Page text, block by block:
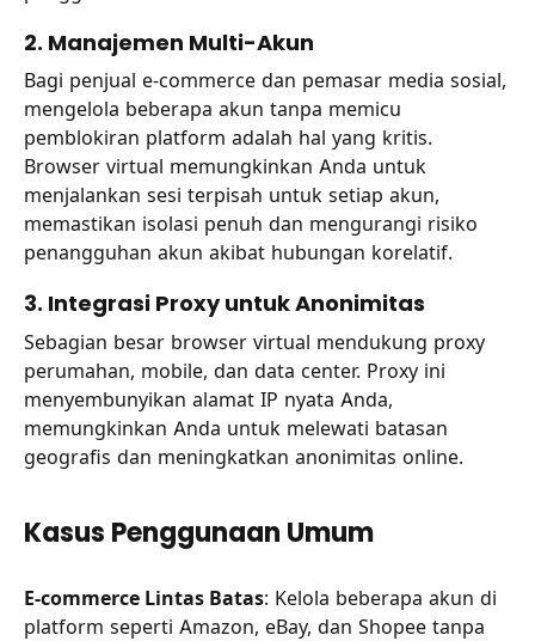
2. Manajemen Multi-Akun
Bagi penjual e-commerce dan pemasar media sosial,
mengelola beberapa akun tanpa memicu
pemblokiran platform adalah hal yang kritis.
Browser virtual memungkinkan Anda untuk
menjalankan sesi terpisah untuk setiap akun,
memastikan isolasi penuh dan mengurangi risiko
penangguhan akun akibat hubungan korelatif.
3. Integrasi Proxy untuk Anonimitas
Sebagian besar browser virtual mendukung proxy
perumahan, mobile, dan data center. Proxy ini
menyembunyikan alamat IP nyata Anda,
memungkinkan Anda untuk melewati batasan
geografis dan meningkatkan anonimitas online.
Kasus Penggunaan Umum
E-commerce Lintas Batas: Kelola beberapa akun di
platform seperti Amazon, eBay, dan Shopee tanpa